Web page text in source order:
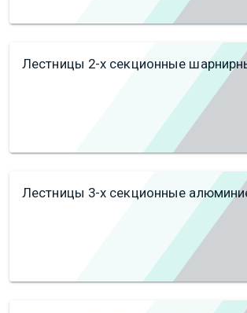
Лестницы 2-х секционные
Лестницы 3-х секционные